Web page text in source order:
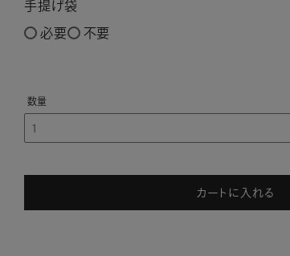
手提げ袋
必要 不要
カートに入れる